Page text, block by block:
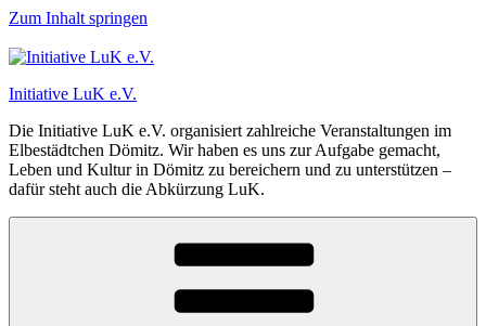
Zum Inhalt springen
Initiative LuK e.V.
Die Initiative LuK e.V. organisiert zahlreiche Veranstaltungen im
Elbestädtchen Dömitz. Wir haben es uns zur Aufgabe gemacht,
Leben und Kultur in Dömitz zu bereichern und zu unterstützen –
dafür steht auch die Abkürzung LuK.